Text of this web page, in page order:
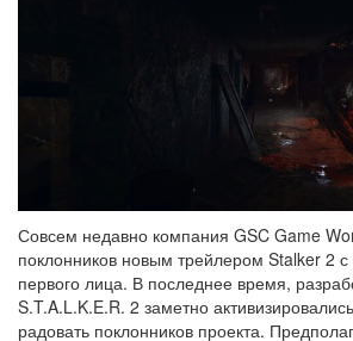
Совсем недавно компания GSC Game
поклонников новым трейлером Stalker 2
первого лица. В последнее время,
S.T.A.L.K.E.R. 2 заметно
радовать поклонников проекта.